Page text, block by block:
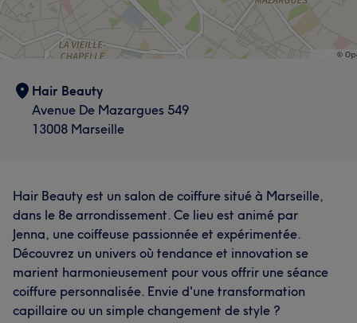
Hair Beauty
Avenue De Mazargues 549
13008 Marseille
Hair Beauty est un salon de coiffure situé à Marseille,
dans le 8e arrondissement. Ce lieu est animé par
Jenna, une coiffeuse passionnée et expérimentée.
Découvrez un univers où tendance et innovation se
marient harmonieusement pour vous offrir une séance
coiffure personnalisée. Envie d'une transformation
capillaire ou un simple changement de style ?